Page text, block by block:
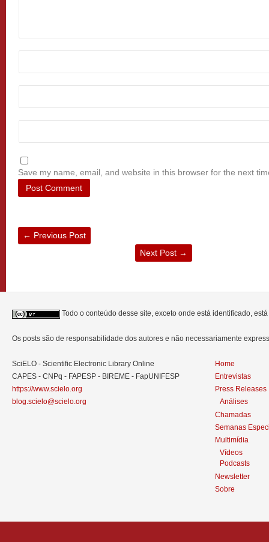
Save my name, email, and website in this browser for the next
← Previous Post
Next Post →
Todo o conteúdo desse site, exceto onde está identificado,
Os posts são de responsabilidade dos autores e não necessariamente
SciELO - Scientific Electronic Library Online
CAPES - CNPq - FAPESP - BIREME - FapUNIFESP
https://www.scielo.org
blog.scielo@scielo.org
Home
Entrevistas
Press Releases
Análises
Chamadas
Semanas
Multimídia
Vídeos
Podcasts
Newsletter
Sobre